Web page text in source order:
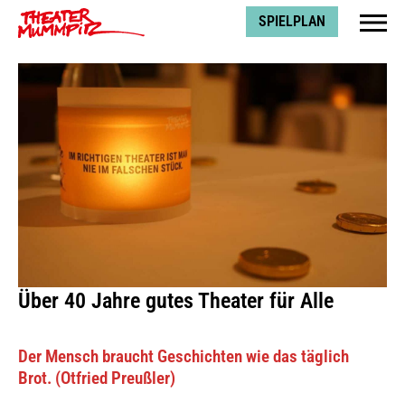
Theater Mummpitz SPIELPLAN
Über 40 Jahre gutes Theater für Alle
Der Mensch braucht Geschichten wie das täglich
Brot. (Otfried Preußler)